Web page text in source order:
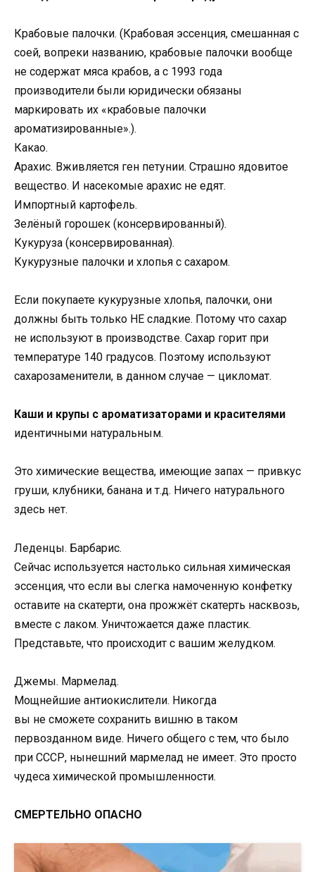
Крабовые палочки. (Крабовая эссенция, смешанная с
соей, вопреки названию, крабовые палочки вообще
не содержат мяса крабов, а с 1993 года
производители были юридически обязаны
маркировать их «крабовые палочки
ароматизированные».).
Какао.
Арахис. Вживляется ген петунии. Страшно ядовитое
вещество. И насекомые арахис не едят.
Импортный картофель.
Зелёный горошек (консервированный).
Кукуруза (консервированная).
Кукурузные палочки и хлопья с сахаром.
Если покупаете кукурузные хлопья, палочки, они
должны быть только НЕ сладкие. Потому что сахар
не используют в производстве. Сахар горит при
температуре 140 градусов. Поэтому используют
сахарозаменители, в данном случае — цикломат.
Каши и крупы с ароматизаторами и красителями
идентичными натуральным.
Это химические вещества, имеющие запах — привкус
груши, клубники, банана и т.д. Ничего натурального
здесь нет.
Леденцы. Барбарис.
Сейчас используется настолько сильная химическая
эссенция, что если вы слегка намоченную конфетку
оставите на скатерти, она прожжёт скатерть насквозь,
вместе с лаком. Уничтожается даже пластик.
Представьте, что происходит с вашим желудком.
Джемы. Мармелад.
Мощнейшие антиокислители. Никогда
вы не сможете сохранить вишню в таком
первозданном виде. Ничего общего с тем, что было
при СССР, нынешний мармелад не имеет. Это просто
чудеса химической промышленности.
СМЕРТЕЛЬНО ОПАСНО